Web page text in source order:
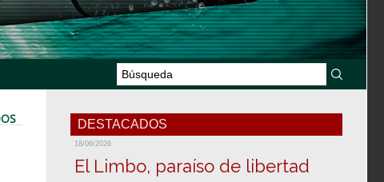
DESTACADOS
18/06/2026
El Limbo, paraíso de libertad